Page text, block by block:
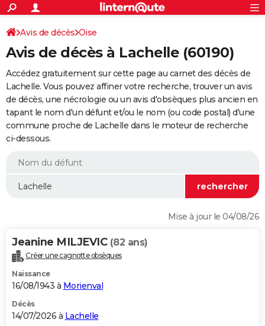
ACTUALITÉS
Politique
Société
Faits Divers
Education
Monde
Villes
+
SPORT
Coupe du monde 2026
Football
Tennis
Cyclisme
Rugby
Forum
Programme TV
TNTStreaming
Cinéma
Sorties cinéma
Musique
+
FINANCE
Retraite
Epargne
Immobilier
Risques naturels par ville
Assurance
AUTO
Essais
Réserver un essai
Citadines
Berlines
SUV
Forum auto
+HIGH-TECH
BRICOLAGE
WEEK-END
Alimentation
Guide de la santé
Maladies
Médicaments
Sommeil
VOYAGE
Destinations
City break
Voyage nature
Voyage de noces
Forum
Climat
+PHOTO
GUIDES D'ACHAT
Avis de décès Oise
Avis de décès à Lachelle (60190)
Accédez gratuitement sur cette page au carnet des décès de
Lachelle. Vous pouvez affiner votre recherche, trouver un avis
de décès, une nécrologie ou un avis d'obsèques plus ancien en
tapant le nom d'un défunt et/ou le nom (ou code postal) d'une
commune proche de Lachelle dans le moteur de recherche
ci-dessous.
Mise à jour le 04/08/26
Jeanine MILJEVIC (82 ans)
Créer une cagnotte obsèques
Naissance
16/08/1943 à Morienval
Décès
14/07/2026 à Lachelle